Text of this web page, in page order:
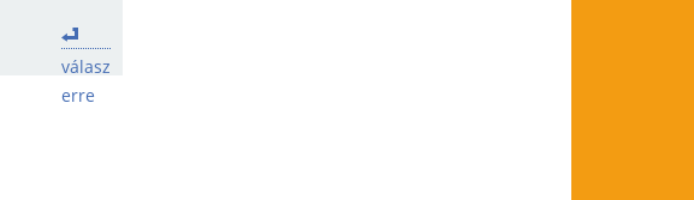
válasz
erre